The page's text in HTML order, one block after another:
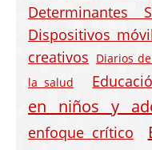
Determinantes
Dispositivos
creativos Diarios
la salud
en niños y
enfoque crítico